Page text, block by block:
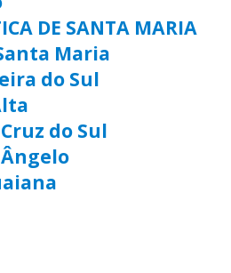
DE SANTA MARIA
Maria
do Sul
do Sul